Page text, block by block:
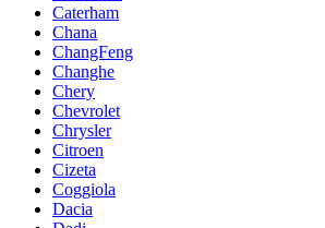
Caterham
Chana
ChangFeng
Changhe
Chery
Chevrolet
Chrysler
Citroen
Cizeta
Coggiola
Dacia